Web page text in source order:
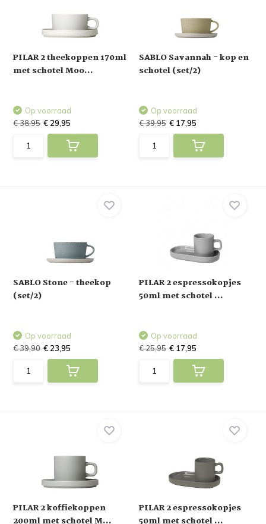
PILAR 2 theekoppen 170ml
met schotel Moo...
Op voorraad
€ 38,95 € 29,95
SABLO Savannah - kop en
schotel (set/2)
Op voorraad
€ 39,95 € 17,95
SABLO Stone - theekop
(set/2)
Op voorraad
€ 39,90 € 23,95
PILAR 2 espressokopjes
50ml met schotel ...
Op voorraad
€ 25,95 € 17,95
PILAR 2 koffiekoppen
200ml met schotel M...
PILAR 2 espressokopjes
50ml met schotel ...